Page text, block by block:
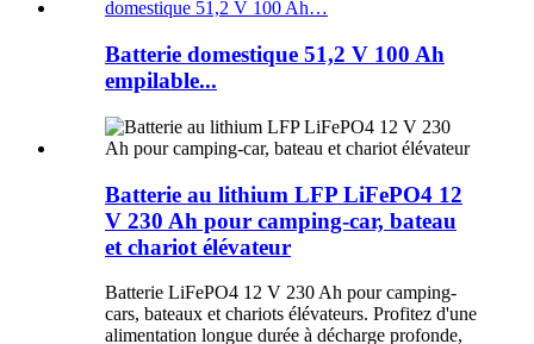
Batterie domestique 51,2 V 100 Ah
empilable...
Batterie au lithium LFP LiFePO4 12
V 230 Ah pour camping-car, bateau
et chariot élévateur
Batterie LiFePO4 12 V 230 Ah pour camping-
cars, bateaux et chariots élévateurs. Profitez d'une
alimentation longue durée à décharge profonde,